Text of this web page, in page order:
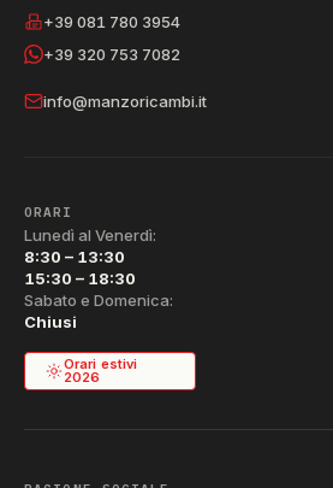
+39 081 780 3954
+39 320 753 7082
info@manzoricambi.it
ORARI
Lunedì al Venerdì:
8:30 – 13:30
15:30 – 18:30
Sabato e Domenica:
Chiusi
Orari estivi
2026